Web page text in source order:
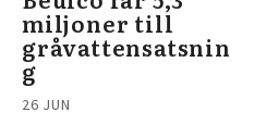
miljoner till
gråvattensatsnin
g
26 JUN